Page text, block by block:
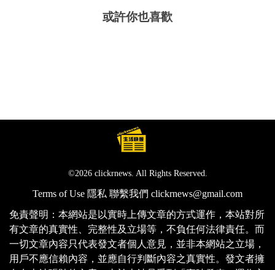
或許你也喜歡
©2026 clickrnews. All Rights Reserved.
Terms of Use 隱私 聯繫我們 clickrnews@gmail.com
免責聲明：本網站是以實時上傳文章的方式運作，本站對所
有文章的真實性、完整性及立場等，不負任何法律責任。而
一切文章內容只代表發文者個人意見，並非本網站之立場，
用戶不應信賴內容，並應自行判斷內容之真實性。發文者擁